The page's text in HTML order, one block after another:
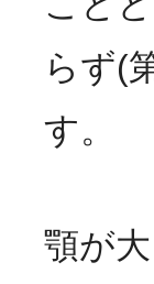
らず(
す。
顎が